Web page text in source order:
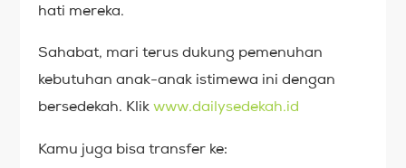
hati mereka.
Sahabat, mari terus dukung pemenuhan
kebutuhan anak-anak istimewa ini dengan
bersedekah. Klikwww.dailysedekah.id
Kamu juga bisa transfer ke: